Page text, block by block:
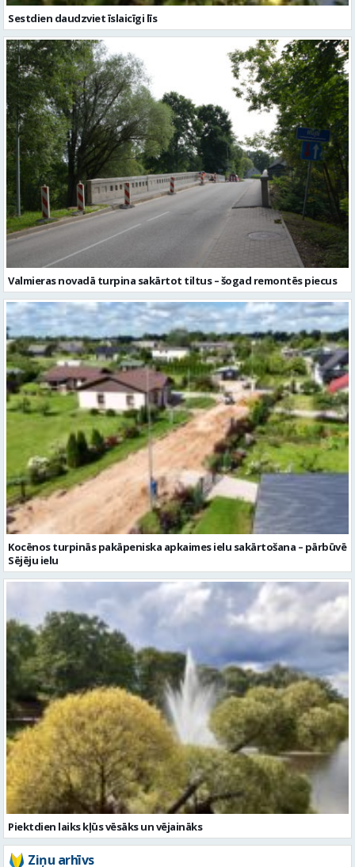
Sestdien daudzviet īslaicīgi līs
Valmieras novadā turpina sakārtot tiltus – šogad remontēs piecus
Kocēnos turpinās pakāpeniska apkaimes ielu sakārtošana – pārbūvē
Sējēju ielu
Piektdien laiks kļūs vēsāks un vējaināks
Ziņu arhīvs